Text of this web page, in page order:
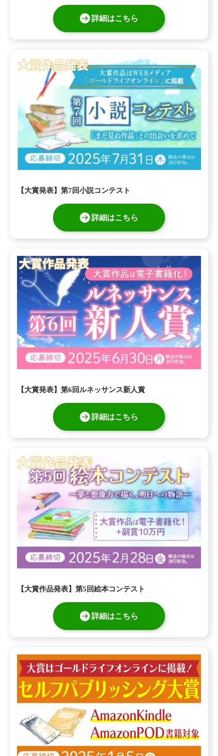
詳細はこちら
【大賞発表】第7回小説コンテスト
詳細はこちら
【大賞発表】第6回ルネッサンス新人賞
詳細はこちら
【大賞作品発表】第5回絵本コンテスト
詳細はこちら